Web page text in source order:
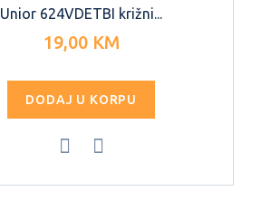
Unior 624VDETBI križni...
19,00 KM
DODAJ U KORPU